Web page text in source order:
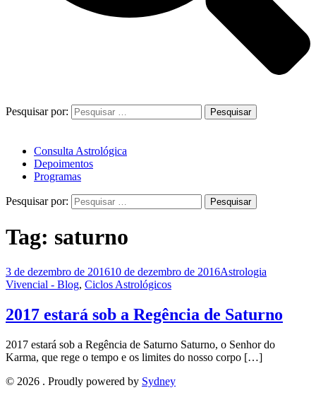
Pesquisar por:
Consulta Astrológica
Depoimentos
Programas
Pesquisar por:
Tag: saturno
3 de dezembro de 201610 de dezembro de 2016Astrologia
Vivencial - Blog, Ciclos Astrológicos
2017 estará sob a Regência de Saturno
2017 estará sob a Regência de Saturno Saturno, o Senhor do
Karma, que rege o tempo e os limites do nosso corpo […]
© 2026 . Proudly powered by Sydney